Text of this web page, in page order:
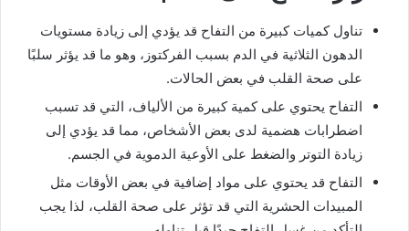
تناول كميات كبيرة من التفاح قد يؤدي إلى زيادة مستويات
الدهون الثلاثية في الدم بسبب الفركتوز، وهو ما قد يؤثر سلبًا
على صحة القلب في بعض الحالات.
التفاح يحتوي على كمية كبيرة من الألياف، التي قد تسبب
اضطرابات هضمية لدى بعض الأشخاص، مما قد يؤدي إلى
زيادة التوتر والضغط على الأوعية الدموية في الجسم.
التفاح قد يحتوي على مواد إضافية في بعض الأوقات مثل
المبيدات الحشرية التي قد تؤثر على صحة القلب، لذا يجب